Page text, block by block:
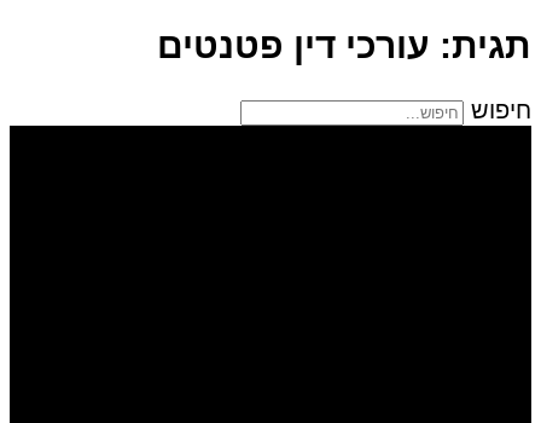
תגית: עורכי דין פטנטים
חיפוש